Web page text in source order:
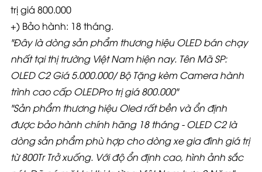
trị giá 800.000
+) Bảo hành: 18 tháng.
"Đây là dòng sản phẩm thương hiệu OLED bán chạy
nhất tại thị trường Việt Nam hiện nay. Tên Mã SP:
OLED C2 Giá 5.000.000/ Bộ Tặng kèm Camera hành
trình cao cấp OLEDPro trị giá 800.000"
"Sản phẩm thương hiệu Oled rất bền và ổn định
được bảo hành chính hãng 18 tháng - OLED C2 là
dòng sản phẩm phù hợp cho dòng xe gia đình giá trị
từ 800Tr Trở xuống. Với độ ổn định cao, hình ảnh sắc